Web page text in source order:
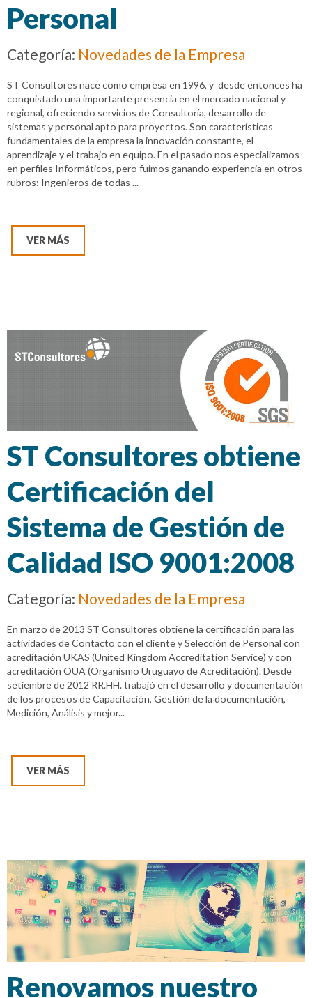
Personal
Categoría: Novedades de la Empresa
ST Consultores nace como empresa en 1996, y desde entonces ha
conquistado una importante presencia en el mercado nacional y
regional, ofreciendo servicios de Consultoría, desarrollo de
sistemas y personal apto para proyectos. Son características
fundamentales de la empresa la innovación constante, el
aprendizaje y el trabajo en equipo. En el pasado nos especializamos
en perfiles Informáticos, pero fuimos ganando experiencia en otros
rubros: Ingenieros de todas ...
VER MÁS
ST Consultores obtiene
Certificación del
Sistema de Gestión de
Calidad ISO 9001:2008
Categoría: Novedades de la Empresa
En marzo de 2013 ST Consultores obtiene la certificación para las
actividades de Contacto con el cliente y Selección de Personal con
acreditación UKAS (United Kingdom Accreditation Service) y con
acreditación OUA (Organismo Uruguayo de Acreditación). Desde
setiembre de 2012 RR.HH. trabajó en el desarrollo y documentación
de los procesos de Capacitación, Gestión de la documentación,
Medición, Análisis y mejor...
VER MÁS
Renovamos nuestro